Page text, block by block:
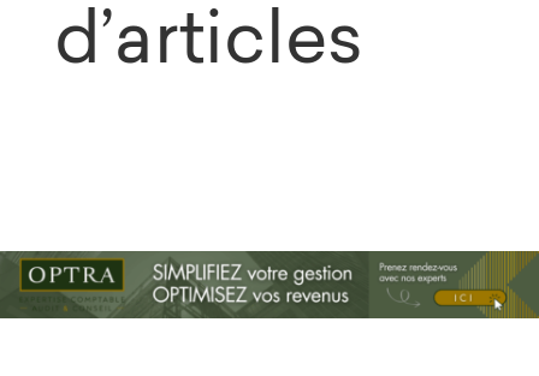
d’articles